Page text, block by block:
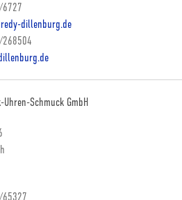
dillenburg.de
Uhren-Schmuck GmbH